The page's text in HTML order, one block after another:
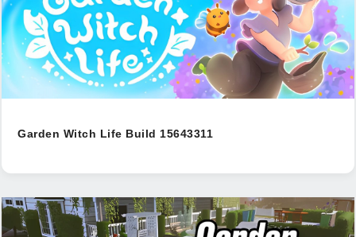
Garden Witch Life Build 15643311